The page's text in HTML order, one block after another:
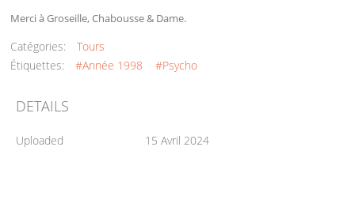
Merci à Groseille, Chabousse & Dame.
Catégories:
Tours
Étiquettes:
#Année 1998 #Psycho
DETAILS
Uploaded 15 Avril 2024